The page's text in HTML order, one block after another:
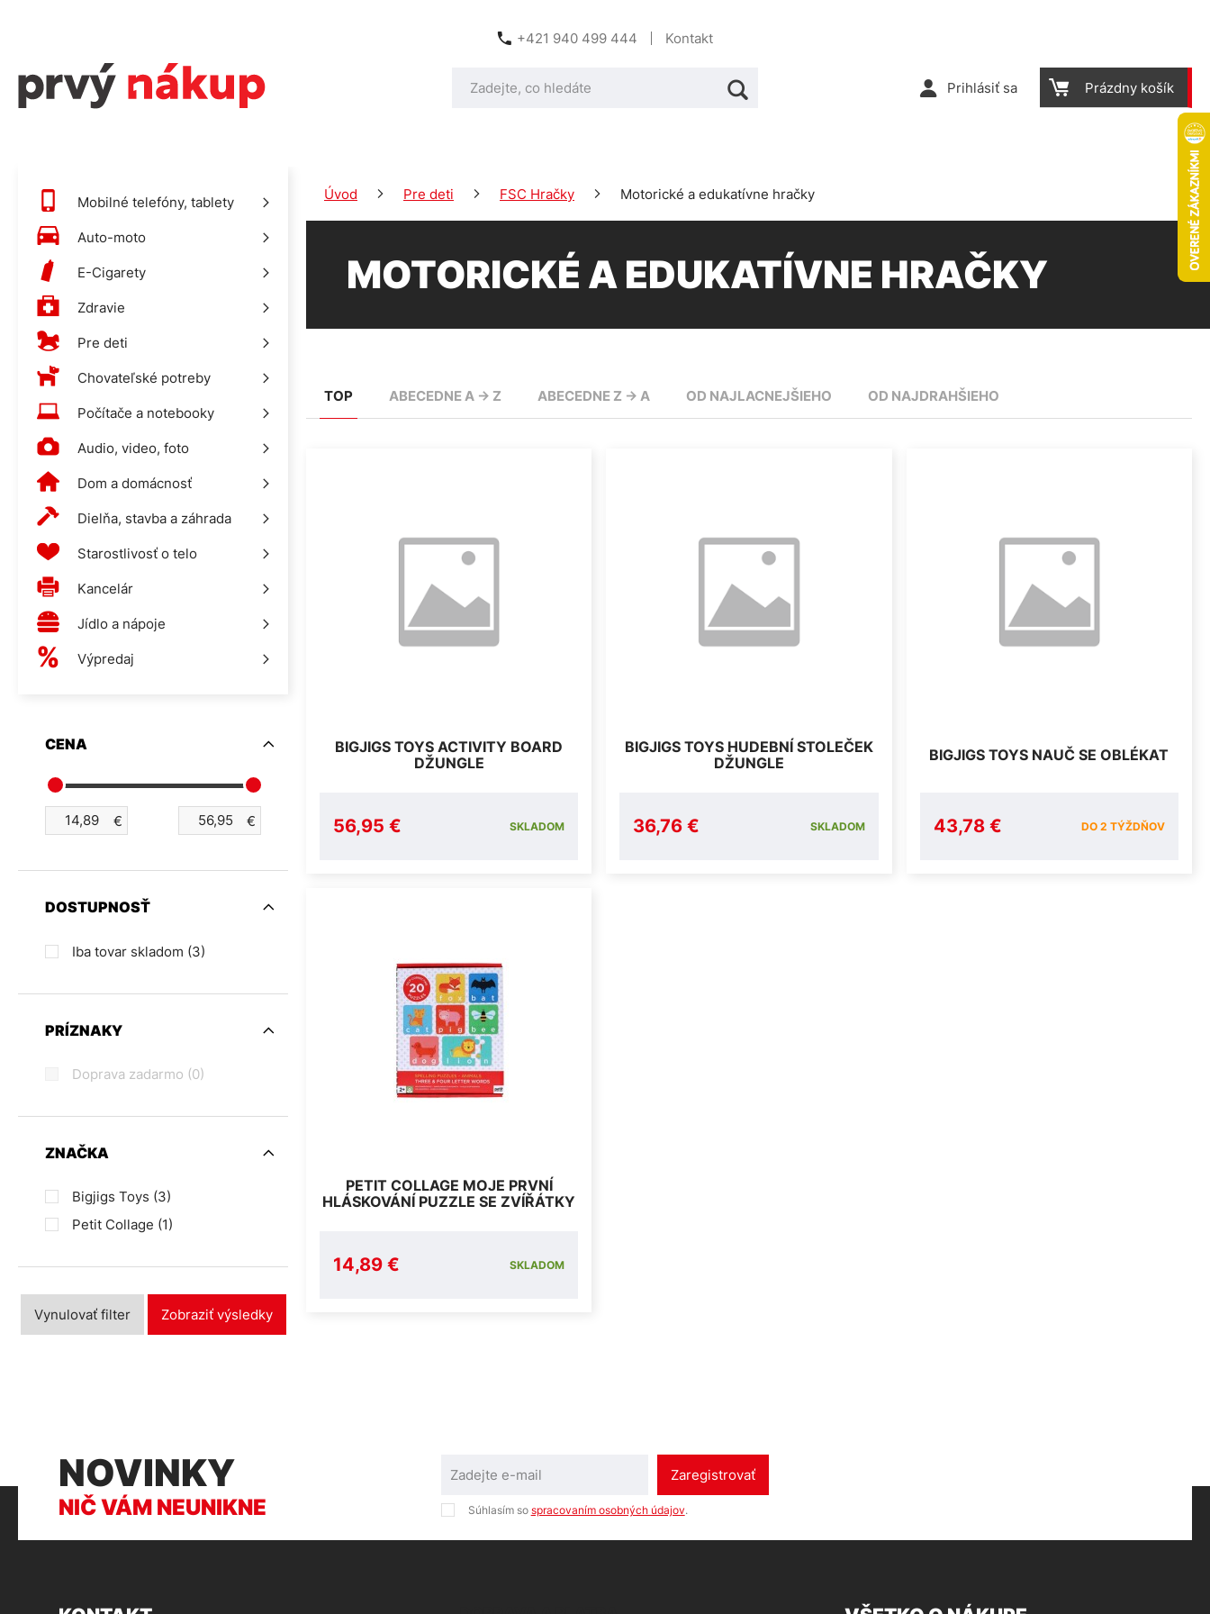
Prihlásiť sa Prázdny košík
+421 940 499 444 Kontakt
Úvod Pre deti FSC Hračky Motorické a edukatívne hračky
MOTORICKÉ A EDUKATÍVNE HRAČKY
TOP ABECEDNE A -> Z ABECEDNE Z -> A OD NAJLACNEJŠIEHO OD NAJDRAHŠIEHO
BIGJIGS TOYS ACTIVITY BOARD
DŽUNGLE
56,95 € SKLADOM
BIGJIGS TOYS HUDEBNÍ STOLEČEK
DŽUNGLE
36,76 € SKLADOM
BIGJIGS TOYS NAUČ SE OBLÉKAT
43,78 € DO 2 TÝŽDŇOV
PETIT COLLAGE MOJE PRVNÍ
HLÁSKOVÁNÍ PUZZLE SE ZVÍŘÁTKY
14,89 € SKLADOM
Mobilné telefóny, tablety
Auto-moto
E-Cigarety
Zdravie
Pre deti
Chovateľské potreby
Počítače a notebooky
Audio, video, foto
Dom a domácnosť
Dielňa, stavba a záhrada
Starostlivosť o telo
Kancelár
Jídlo a nápoje
Výpredaj
CENA
€ €
DOSTUPNOSŤ
Iba tovar skladom (3)
PRÍZNAKY
Doprava zadarmo (0)
ZNAČKA
Bigjigs Toys (3)
Petit Collage (1)
Vynulovať filter Zobraziť výsledky
NOVINKY
NIČ VÁM NEUNIKNE
Zaregistrovať
Súhlasím so spracovaním osobných údajov.